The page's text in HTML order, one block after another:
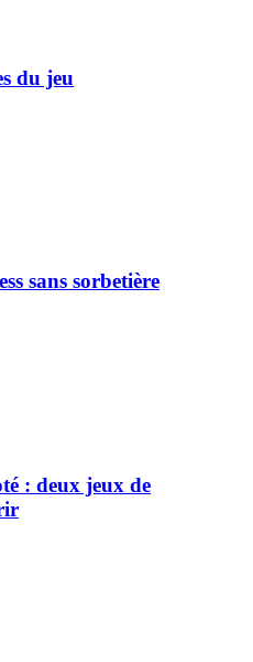
du jeu
sans sorbetière
: deux jeux de